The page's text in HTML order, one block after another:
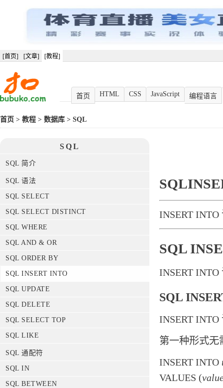
[首页] [文章] [教程]
首页 HTML CSS JavaScript 编程语言
首页 > 教程 > 数据库 > SQL
SQL
SQL 简介
SQL 语法
SQL SELECT
SQL SELECT DISTINCT
SQL WHERE
SQL AND & OR
SQL ORDER BY
SQL INSERT INTO
SQL UPDATE
SQL DELETE
SQL SELECT TOP
SQL LIKE
SQL 通配符
SQL IN
SQL BETWEEN
INSERT
SQL
INSERT
SQL
INSERT
第一种形式无
INSERT INTO
VALUES (